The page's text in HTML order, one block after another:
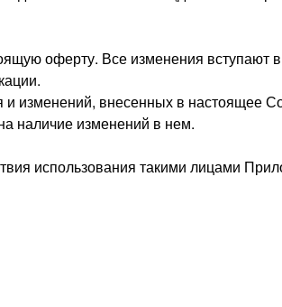
оферту. Все изменения вступают
изменений, внесенных в настоящее
наличие изменений в нем.
использования такими лицами